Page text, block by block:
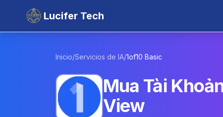
Lucifer Tech
Inicio/Servicios de IA/1of10 Basic
Mua Tài
View